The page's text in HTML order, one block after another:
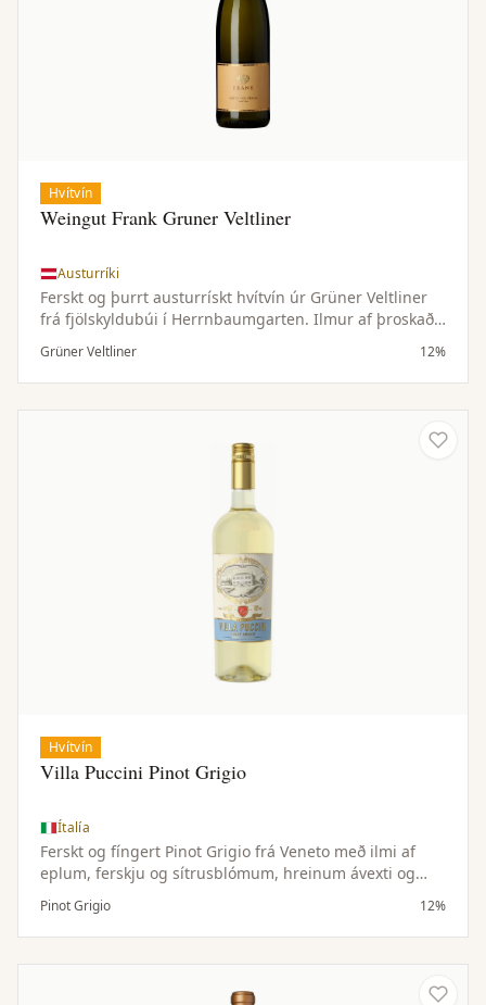
Hvítvín
Weingut Frank Gruner Veltliner
Austurríki
Ferskt og þurrt austurrískt hvítvín úr Grüner Veltliner
frá fjölskyldubúi í Herrnbaumgarten. Ilmur af þroskaðri
peru, sítrus, hvítum pipar og kryddjurtum. Létt, líflegt
og matvænt.
Grüner Veltliner 12%
Hvítvín
Villa Puccini Pinot Grigio
Ítalía
Ferskt og fíngert Pinot Grigio frá Veneto með ilmi af
eplum, ferskju og sítrusblómum, hreinum ávexti og
léttum steinefnakeim.
Pinot Grigio 12%